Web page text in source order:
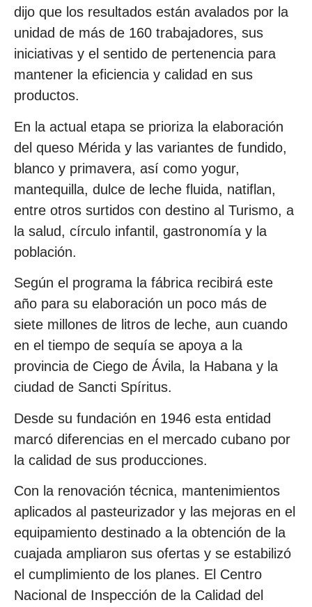
dijo que los resultados están avalados por la
unidad de más de 160 trabajadores, sus
iniciativas y el sentido de pertenencia para
mantener la eficiencia y calidad en sus
productos.
En la actual etapa se prioriza la elaboración
del queso Mérida y las variantes de fundido,
blanco y primavera, así como yogur,
mantequilla, dulce de leche fluida, natiflan,
entre otros surtidos con destino al Turismo, a
la salud, círculo infantil, gastronomía y la
población.
Según el programa la fábrica recibirá este
año para su elaboración un poco más de
siete millones de litros de leche, aun cuando
en el tiempo de sequía se apoya a la
provincia de Ciego de Ávila, la Habana y la
ciudad de Sancti Spíritus.
Desde su fundación en 1946 esta entidad
marcó diferencias en el mercado cubano por
la calidad de sus producciones.
Con la renovación técnica, mantenimientos
aplicados al pasteurizador y las mejoras en el
equipamiento destinado a la obtención de la
cuajada ampliaron sus ofertas y se estabilizó
el cumplimiento de los planes. El Centro
Nacional de Inspección de la Calidad del